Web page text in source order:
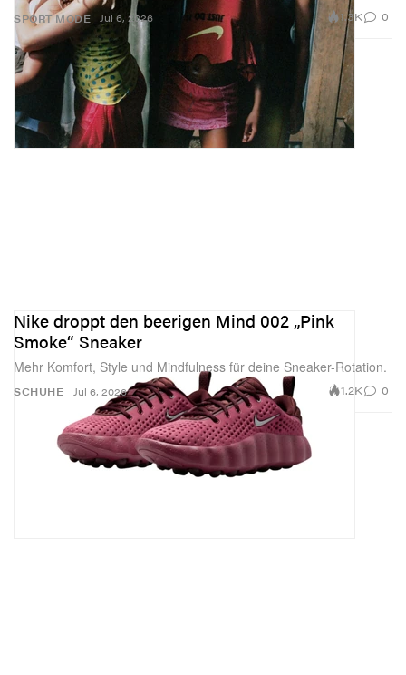
SPORT MODE Jul 6, 2026 1.3K 0
SCHUHE
Nike droppt den beerigen Mind 002 „Pink
Smoke“ Sneaker
Mehr Komfort, Style und Mindfulness für deine Sneaker-Rotation.
Jul 6, 2026 1.2K 0